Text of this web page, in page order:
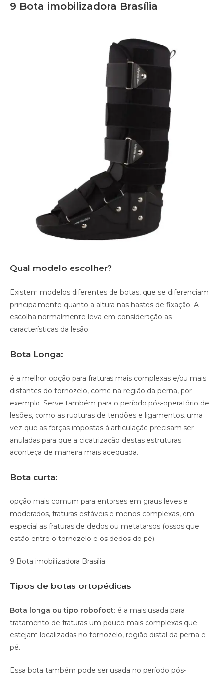
9 Bota imobilizadora Brasília
Qual modelo escolher?
Existem modelos diferentes de botas, que se diferenciam
principalmente quanto a altura nas hastes de fixação. A
escolha normalmente leva em consideração as
características da lesão.
Bota Longa:
é a melhor opção para fraturas mais complexas e/ou mais
distantes do tornozelo, como na região da perna, por
exemplo. Serve também para o período pós-operatório de
lesões, como as rupturas de tendões e ligamentos, uma
vez que as forças impostas à articulação precisam ser
anuladas para que a cicatrização destas estruturas
aconteça de maneira mais adequada.
Bota curta:
opção mais comum para entorses em graus leves e
moderados, fraturas estáveis e menos complexas, em
especial as fraturas de dedos ou metatarsos (ossos que
estão entre o tornozelo e os dedos do pé).
9 Bota imobilizadora Brasília
Tipos de botas ortopédicas
Bota longa ou tipo robofoot: é a mais usada para
tratamento de fraturas um pouco mais complexas que
estejam localizadas no tornozelo, região distal da perna e
pé.
Essa bota também pode ser usada no período pós-